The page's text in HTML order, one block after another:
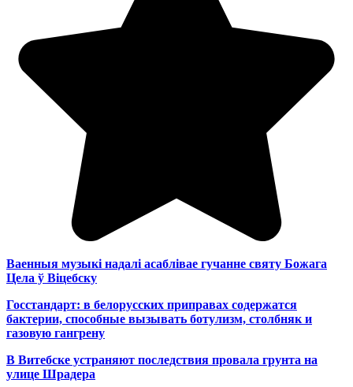
Ваенныя музыкі надалі асаблівае гучанне святу Божага
Цела ў Віцебску
Госстандарт: в белорусских приправах содержатся
бактерии, способные вызывать ботулизм, столбняк и
газовую гангрену
В Витебске устраняют последствия провала грунта на
улице Шрадера